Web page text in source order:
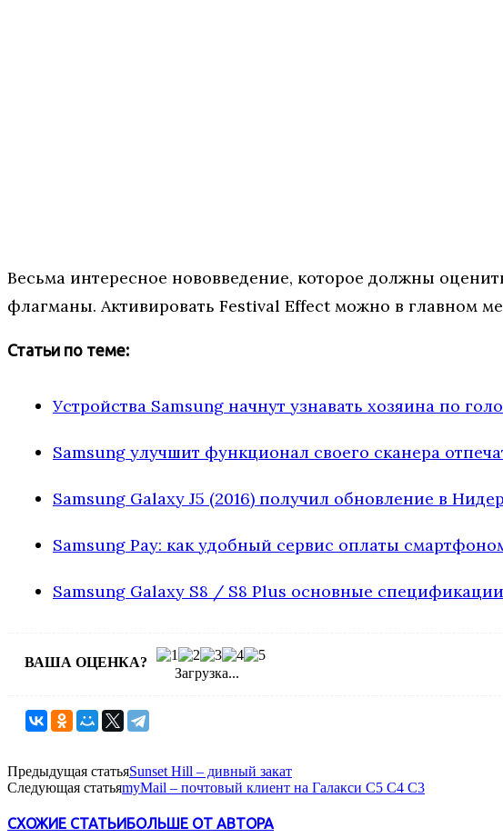
Весьма интересное нововведение, которое должны
флагманы. Активировать Festival Effect можно в главном
Статьи по теме:
Устройства Samsung начнут узнавать хозяина по
Samsung улучшит функционал своего сканера
Samsung Galaxy J5 (2016) получил обновление в
Samsung Pay: как удобный сервис оплаты
Samsung Galaxy S8 / S8 Plus основные спецификации
ВАША ОЦЕНКА?
Загрузка...
Предыдущая статьяSunset Hill – дивный закат
Следующая статьяmyMail – почтовый клиент на Галакси С5 С4 С3
СХОЖИЕ СТАТЬИБОЛЬШЕ ОТ АВТОРА